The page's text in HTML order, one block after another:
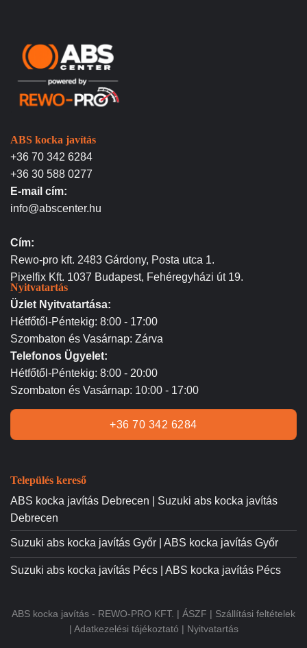
ABS kocka javítás
+36 70 342 6284
+36 30 588 0277
E-mail cím:
info@abscenter.hu
Cím:
Rewo-pro kft. 2483 Gárdony, Posta utca 1.
Pixelfix Kft. 1037 Budapest, Fehéregyházi út 19.
Nyitvatartás
Üzlet Nyitvatartása:
Hétfőtől-Péntekig: 8:00 - 17:00
Szombaton és Vasárnap: Zárva
Telefonos Ügyelet:
Hétfőtől-Péntekig: 8:00 - 20:00
Szombaton és Vasárnap: 10:00 - 17:00
+36 70 342 6284
Település kereső
ABS kocka javítás Debrecen | Suzuki abs kocka javítás
Debrecen
Suzuki abs kocka javítás Győr | ABS kocka javítás Győr
Suzuki abs kocka javítás Pécs | ABS kocka javítás Pécs
ABS kocka javítás - REWO-PRO KFT. | ÁSZF | Szállítási feltételek
| Adatkezelési tájékoztató | Nyitvatartás